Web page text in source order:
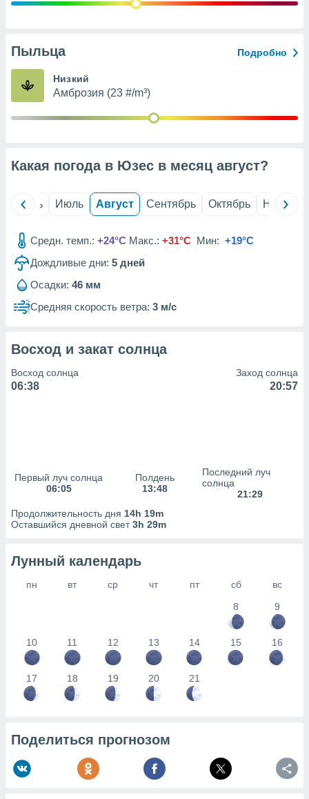
рекламы
сведения
Пыльца Подробно
Низкий
Амброзия (23 #/m³)
Какая погода в Юзес в месяц август?
Июнь Июль Август Сентябрь Октябрь Ноябрь
Средн. темп.: +24°C Макс.: +31°C Мин: +19°C
Дождливые дни: 5 дней
Осадки: 46 мм
Средняя скорость ветра: 3 м/с
Восход и закат солнца
Восход солнца
06:38
Заход солнца
20:57
Первый луч солнца
06:05
Полдень
13:48
Последний луч
солнца
21:29
Продолжительность дня 14h 19m
Оставшийся дневной свет3h 29m
Лунный календарь
пн вт ср чт пт сб
вс
8
9
10 11 12 13 14 15 16
17 18 19 20 21
Поделиться прогнозом